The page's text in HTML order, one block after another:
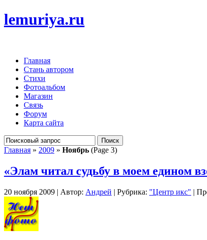
lemuriya.ru
Главная
Стань автором
Стихи
Фотоальбом
Магазин
Связь
Форум
Карта сайта
Главная » 2009 » Ноябрь (Page 3)
«Элам читал судьбу в моем едином
20 ноября 2009 | Автор: Андрей | Рубрика: "Центр икс" |